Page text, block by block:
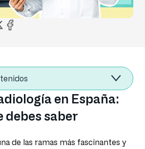
en España:
debes saber
de las ramas más fascinantes y